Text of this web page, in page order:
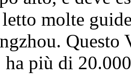
molte
Questo
ha più di